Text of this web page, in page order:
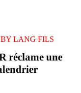
BY LANG FILS
réclame une